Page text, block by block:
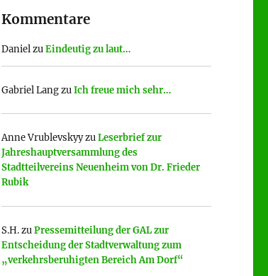
Kommentare
DanielzuEindeutig zu laut…
Gabriel LangzuIch freue mich sehr…
Anne VrublevskyyzuLeserbrief zur
Jahreshauptversammlung des
Stadtteilvereins Neuenheim von Dr. Frieder
Rubik
S.H.zuPressemitteilung der GAL zur
Entscheidung der Stadtverwaltung zum
„verkehrsberuhigten Bereich Am Dorf“